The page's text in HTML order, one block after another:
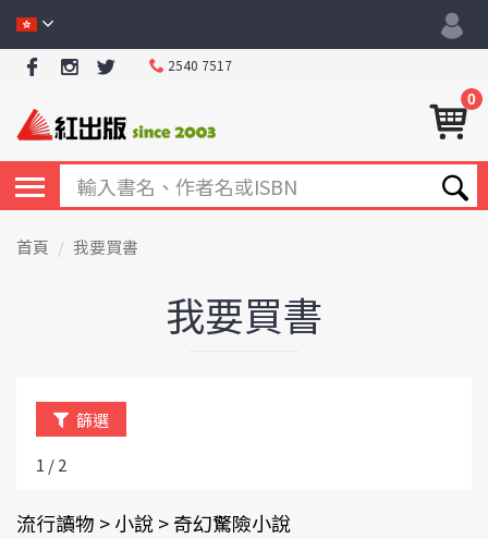
2540 7517
0
首頁 我要買書
我要買書
篩選
1 / 2
流行讀物 > 小說 > 奇幻驚險小說